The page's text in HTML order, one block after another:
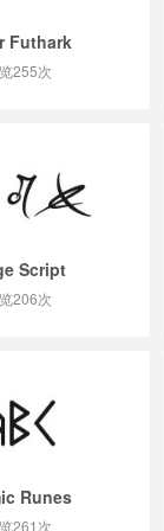
Futhark
255次
Script
206次
Runes
261次